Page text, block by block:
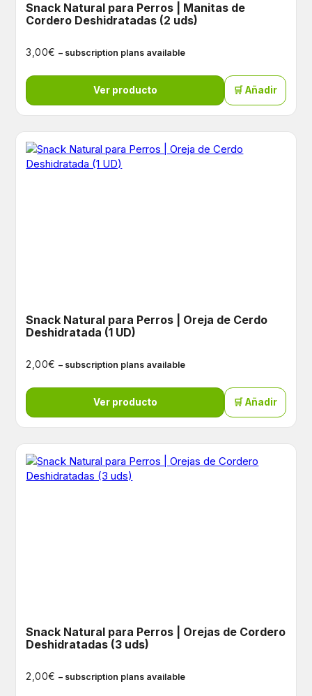
Snack Natural para Perros | Manitas de
Cordero Deshidratadas (2 uds)
3,00€ – subscription plans available
Ver producto 🛒 Añadir
Snack Natural para Perros | Oreja de Cerdo
Deshidratada (1 UD)
2,00€ – subscription plans available
Ver producto 🛒 Añadir
Snack Natural para Perros | Orejas de Cordero
Deshidratadas (3 uds)
2,00€ – subscription plans available